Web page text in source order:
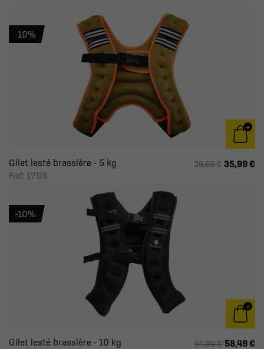
Gilet lesté brassière - 5 kg
Ref: 1798
39,99 € 35,99 €
-10%
Gilet lesté brassière - 10 kg
64,99 € 58,49 €
-10%